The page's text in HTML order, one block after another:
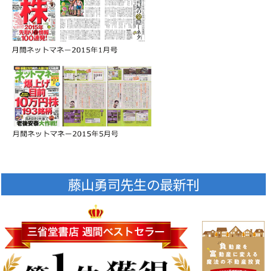
藤山勇司先生の最新刊